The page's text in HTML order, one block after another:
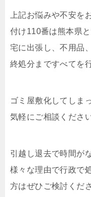
上記お悩みや不安を
付け110番は熊本県
宅に出張し、不用品
終処分まですべてを
ゴミ屋敷化してしま
気軽にご相談ください
引越し退去で時間が
様々な理由で行政で
方はぜひご検討くだ